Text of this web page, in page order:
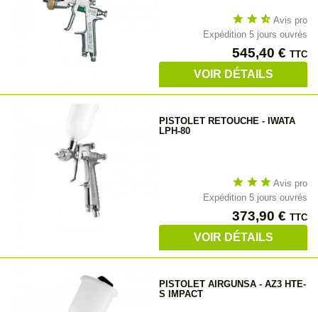
star star star_half Avis pro
Expédition 5 jours ouvrés
Prix
545,40 € TTC
VOIR DÉTAILS
PISTOLET RETOUCHE - IWATA
LPH-80
star star star Avis pro
Expédition 5 jours ouvrés
Prix
373,90 € TTC
VOIR DÉTAILS
PISTOLET AIRGUNSA - AZ3 HTE-
S IMPACT